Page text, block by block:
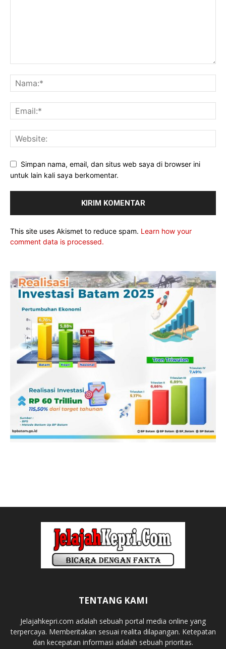
Simpan nama, email, dan situs web saya di browser ini
untuk lain kali saya berkomentar.
This site uses Akismet to reduce spam. Learn how your
comment data is processed.
TENTANG KAMI
Jelajahkepri.com adalah sebuah portal media online yang
terpercaya. Memberitakan sesuai realita dilapangan. Ketepatan
dan kecepatan informasi adalah sebuah prioritas.